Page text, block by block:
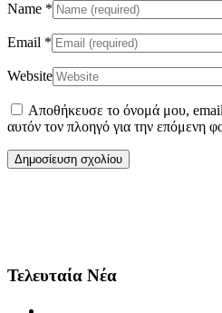
Name *
Email *
Website
Αποθήκευσε το όνομά μου,
αυτόν τον πλοηγό για την επόμενη
Τελευταία Νέα